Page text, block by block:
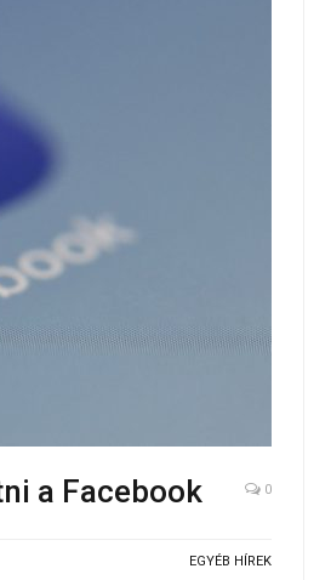
a Facebook 0
EGYÉB HÍREK